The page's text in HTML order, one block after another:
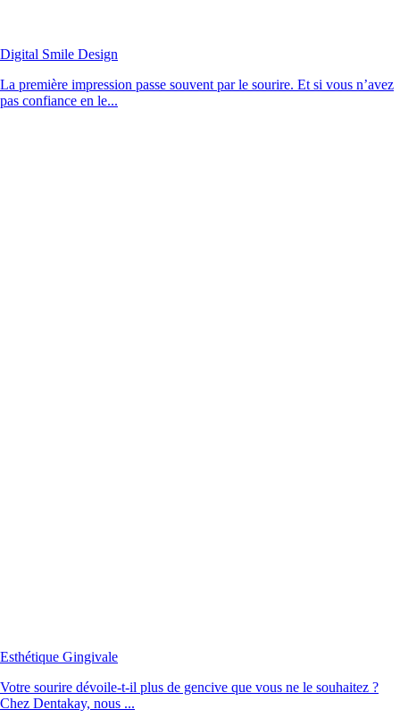
Digital Smile Design
La première impression passe souvent par le sourire. Et si vous n’avez
pas confiance en le...
Esthétique Gingivale
Votre sourire dévoile-t-il plus de gencive que vous ne le souhaitez ?
Chez Dentakay, nous ...